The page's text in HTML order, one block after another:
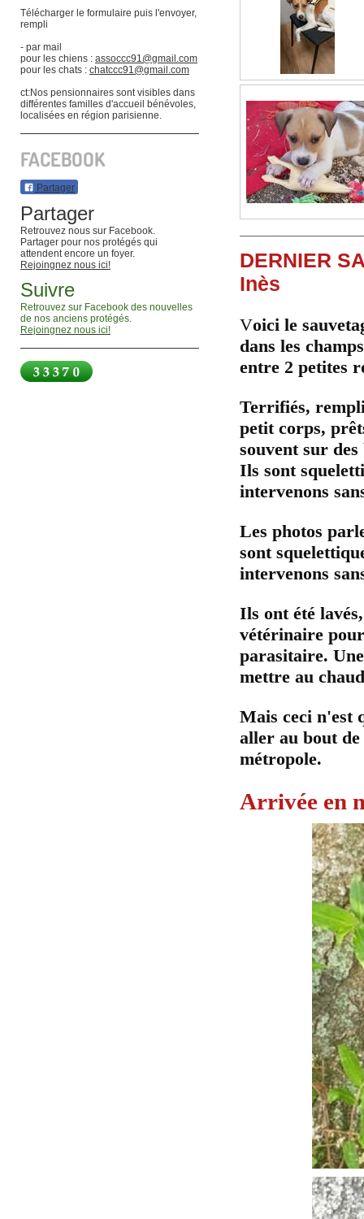
Télécharger le formulaire puis l'envoyer,
rempli
- par mail
pour les chiens : assoccc91@gmail.com
pour les chats : chatccc91@gmail.com
ct:Nos pensionnaires sont visibles dans
différentes familles d'accueil bénévoles,
localisées en région parisienne.
FACEBOOK
Partager
Partager
Retrouvez nous sur Facebook.
Partager pour nos protégés qui
attendent encore un foyer.
Rejoingnez nous ici!
Suivre
Retrouvez sur Facebook des nouvelles
de nos anciens protégés.
Rejoingnez nous ici!
DERNIER
Inès
Voici le
dans les
entre 2 petites
Terrifiés,
petit corps,
souvent sur des
Ils sont
intervenons
Les photos
sont
intervenons
Ils ont été
vétérinaire
parasitaire.
mettre au
Mais ceci n'est
aller au bout
métropole.
Arrivée en